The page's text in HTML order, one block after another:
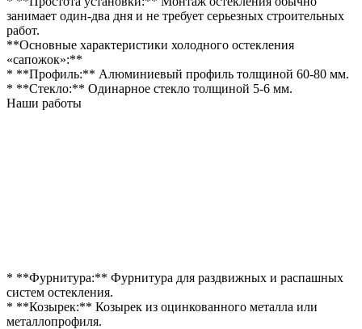
занимает один-два дня и не требует серьезных строительных
работ.
**Основные характеристики холодного остекления
«сапожок»:**
* **Профиль:** Алюминиевый профиль толщиной 60-80 мм.
* **Стекло:** Одинарное стекло толщиной 5-6 мм.
Наши работы
* **Фурнитура:** Фурнитура для раздвижных и распашных
систем остекления.
* **Козырек:** Козырек из оцинкованного металла или
металлопрофиля.